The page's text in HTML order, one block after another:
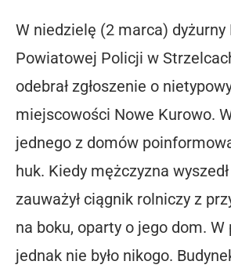
W niedzielę (2 marca) dyżurny
Powiatowej Policji w
odebrał zgłoszenie o
miejscowości Nowe Kurowo.
jednego z domów
huk. Kiedy mężczyzna
zauważył ciągnik rolniczy z
na boku, oparty o jego dom. W
jednak nie było nikogo.